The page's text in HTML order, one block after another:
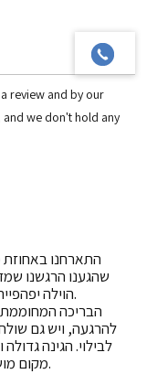
review and by our
we don't hold any
התארחנו
שהגענו הרגשנו
הוילה יפהפייה, נקייה ומטופחת, וכל פרט בה מושקע.
הבריכה המחוממת
להרגעה, ויש גם
לבילוי. הגינה
מקום מושלם לשבת, להירגע וליהנות מהאווירה.